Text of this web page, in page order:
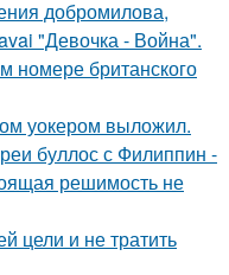
добромилова,
"Девочка - Война".
номере британского
уокером выложил.
буллос с Филиппин -
решимость не
цели и не тратить